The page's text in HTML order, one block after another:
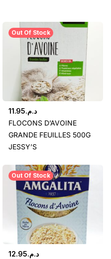
Out Of Stock
د.م.11.95
FLOCONS D’AVOINE
GRANDE FEUILLES 500G
JESSY’S
Out Of Stock
د.م.12.95